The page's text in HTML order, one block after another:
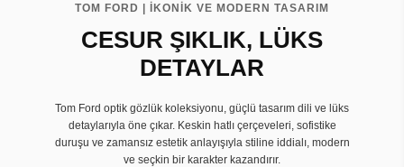
TOM FORD | İKONİK VE MODERN TASARIM
CESUR ŞIKLIK, LÜKS
DETAYLAR
Tom Ford optik gözlük koleksiyonu, güçlü tasarım dili ve lüks
detaylarıyla öne çıkar. Keskin hatlı çerçeveleri, sofistike
duruşu ve zamansız estetik anlayışıyla stiline iddialı, modern
ve seçkin bir karakter kazandırır.